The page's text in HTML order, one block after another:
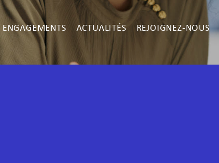
ENGAGEMENTS ACTUALITÉS REJOIGNEZ-NOUS